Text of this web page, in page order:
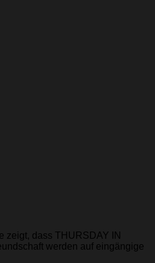
zeigt, dass THURSDAY IN
werden auf eingängige